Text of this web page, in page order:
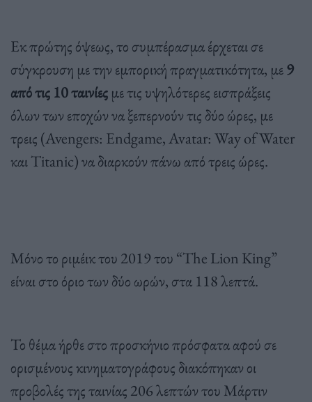
Εκ πρώτης όψεως, το συμπέρασμα έρχεται σε
σύγκρουση με την εμπορική πραγματικότητα, με9
από τις 10 ταινίες με τις υψηλότερες εισπράξεις
όλων των εποχών να ξεπερνούν τις δύο ώρες, με
τρεις (Avengers: Endgame, Avatar: Way of Water
και Titanic) να διαρκούν πάνω από τρεις ώρες.
Μόνο το ριμέικ του 2019 του “The Lion King”
είναι στο όριο των δύο ωρών, στα 118 λεπτά.
Το θέμα ήρθε στο προσκήνιο πρόσφατα αφού σε
ορισμένους κινηματογράφους διακόπηκαν οι
προβολές της ταινίας 206 λεπτών του Μάρτιν